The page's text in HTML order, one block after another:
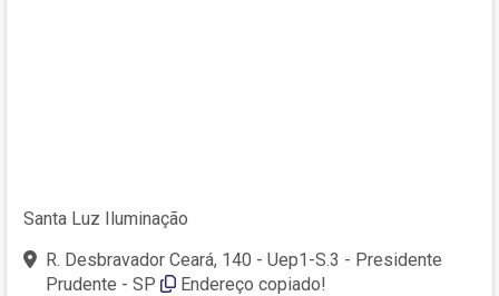
Santa Luz Iluminação
R. Desbravador Ceará, 140 - Uep1-S.3 - Presidente
Prudente - SP
Endereço copiado!